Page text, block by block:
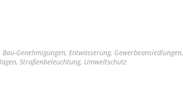
Genehmigungen, Entwässerung, Gewerbeansiedlungen,
Straßenbeleuchtung, Umweltschutz